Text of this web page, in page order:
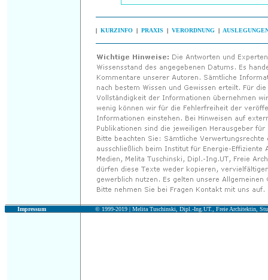
| KURZINFO | PRAXIS | VERORDNUNG |
Impressum © 1999-2019 | Melita Tuschinski, Dipl.-Ing.UT., Freie Architektin,